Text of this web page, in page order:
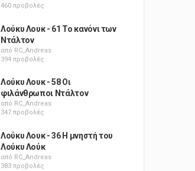
460 προβολές
Λούκυ Λουκ - 61 Το κανόνι των
Ντάλτον
από RC_Andreas
394 προβολές
Λούκυ Λουκ - 58 Οι
φιλάνθρωποι Ντάλτον
από RC_Andreas
347 προβολές
Λούκυ Λουκ - 36 Η μνηστή του
Λούκυ Λούκ
από RC_Andreas
383 προβολές